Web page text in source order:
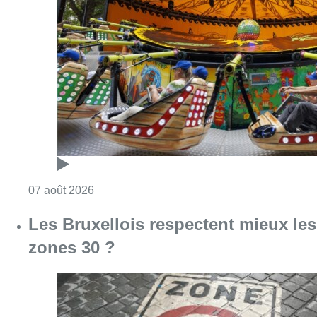
Les Bruxellois respectent mieux les
zones 30 ?